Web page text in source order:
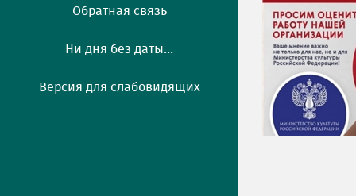
Обратная связь
Ни дня без даты...
Версия для слабовидящих